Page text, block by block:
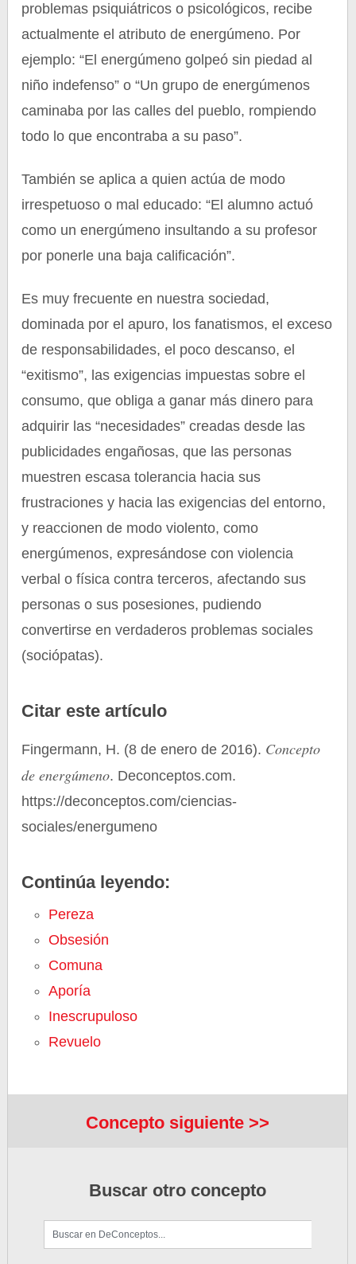
problemas psiquiátricos o psicológicos, recibe
actualmente el atributo de energúmeno. Por
ejemplo: “El energúmeno golpeó sin piedad al
niño indefenso” o “Un grupo de energúmenos
caminaba por las calles del pueblo, rompiendo
todo lo que encontraba a su paso”.
También se aplica a quien actúa de modo
irrespetuoso o mal educado: “El alumno actuó
como un energúmeno insultando a su profesor
por ponerle una baja calificación”.
Es muy frecuente en nuestra sociedad,
dominada por el apuro, los fanatismos, el exceso
de responsabilidades, el poco descanso, el
“exitismo”, las exigencias impuestas sobre el
consumo, que obliga a ganar más dinero para
adquirir las “necesidades” creadas desde las
publicidades engañosas, que las personas
muestren escasa tolerancia hacia sus
frustraciones y hacia las exigencias del entorno,
y reaccionen de modo violento, como
energúmenos, expresándose con violencia
verbal o física contra terceros, afectando sus
personas o sus posesiones, pudiendo
convertirse en verdaderos problemas sociales
(sociópatas).
Citar este artículo
Fingermann, H. (8 de enero de 2016). Concepto
de energúmeno. Deconceptos.com.
https://deconceptos.com/ciencias-
sociales/energumeno
Continúa leyendo:
Pereza
Obsesión
Comuna
Aporía
Inescrupuloso
Revuelo
Concepto siguiente >>
Buscar otro concepto